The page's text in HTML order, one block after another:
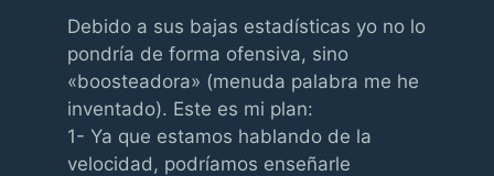
Debido a sus bajas estadísticas yo no lo
pondría de forma ofensiva, sino
«boosteadora» (menuda palabra me he
inventado). Este es mi plan:
1- Ya que estamos hablando de la
velocidad, podríamos enseñarle